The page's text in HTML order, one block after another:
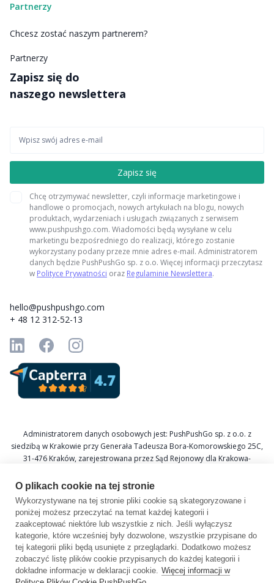
Partnerzy
Chcesz zostać naszym partnerem?
Partnerzy
Zapisz się do
naszego newslettera
Chcę otrzymywać newsletter, czyli informacje marketingowe i
handlowe o promocjach, nowych artykułach na blogu, nowych
produktach, wydarzeniach i usługach związanych z serwisem
www.pushpushgo.com. Wiadomości będą wysyłane w celu
marketingu bezpośredniego do realizacji, którego zostanie
wykorzystany podany przeze mnie adres e-mail. Administratorem
danych będzie PushPushGo sp. z o.o. Więcej informacji przeczytasz
w Polityce Prywatności oraz Regulaminie Newslettera.
hello@pushpushgo.com
+ 48 12 312-52-13
Administratorem danych osobowych jest: PushPushGo sp. z o.o. z
siedzibą w Krakowie przy Generała Tadeusza Bora-Komorowskiego 25C,
31-476 Kraków, zarejestrowana przez Sąd Rejonowy dla Krakowa-
Sądowego pod numerem KRS 0000688693, NIP 6751601766, REGON
367877285.
Inspektor Ochrony Danych: Katarzyna Krzywicka
E-mail: daneosobowe@pushpushgo.com
O plikach cookie na tej stronie
Wykorzystywane na tej stronie pliki cookie są skategoryzowane i
poniżej możesz przeczytać na temat każdej kategorii i
zaakceptować niektóre lub wszystkie z nich. Jeśli wyłączysz
kategorie, które wcześniej były dozwolone, wszystkie przypisane do
tej kategorii pliki będą usunięte z przeglądarki. Dodatkowo możesz
zobaczyć listę plików cookie przypisanych do każdej kategorii i
dokładne informacje w deklaracji cookie. Więcej informacji w